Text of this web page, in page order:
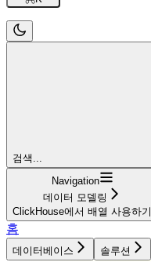
검색...
Navigation
데이터 모델링
ClickHouse에서 배열 사용하기
홈
데이터베이스 솔루션